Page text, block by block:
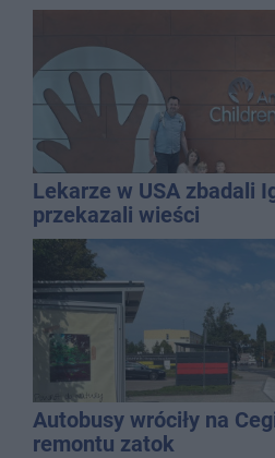
Lekarze w USA zbadali
przekazali wieści
Autobusy wróciły na
remontu zatok